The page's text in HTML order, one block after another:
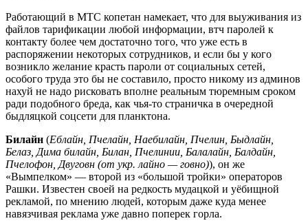
Работающий в МТС копетан намекает, что для выуживания из
файлов тарификации любой информации, втч паролей к
контакту более чем достаточно того, что уже есть в
распоряжении некоторых сотрудников, и если бы у кого
возникло желание красть пароли от социальных сетей,
особого труда это бы не составило, просто никому из админов
нахуй не надо рисковать вполне реальным тюремным сроком
ради подобного бреда, как чья-то страничка в очередной
быдляцкой соцсети для планктона.
Билайн (Еблайн, Пчелайн, Наебилайн, Пчелин, Быдлайн,
Белаз, Дима билайн, Билан , Пчелинии, Балалайн, Балдайн,
Пчелофон, Двуговн (от укр. лайно — говно)), он же
«Вымпелком» — второй из «большой тройки» операторов
Рашки. Известен своей на редкость мудацкой и уёбищной
рекламой, по мнению людей, которым даже куда менее
навязчивая реклама уже давно поперек горла.